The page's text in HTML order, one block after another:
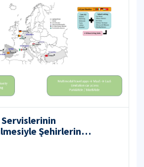
Şehirlerin